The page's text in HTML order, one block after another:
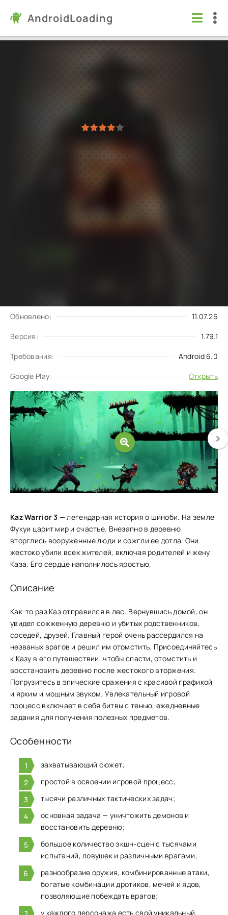
AndroidLoading
Kaz Warrior 3 - Shinobi Legend
Обновлено: 11.07.26
Версия: 1.79.1
Требования: Android 6.0
Google Play: Открыть
Kaz Warrior 3 — легендарная история о шиноби. На земле
Фукуи царит мир и счастье. Внезапно в деревню
вторглись вооруженные люди и сожгли ее дотла. Они
жестоко убили всех жителей, включая родителей и жену
Каза. Его сердце наполнилось яростью.
Описание
Как-то раз Каз отправился в лес. Вернувшись домой, он
увидел сожженную деревню и убитых родственников,
соседей, друзей. Главный герой очень рассердился на
незваных врагов и решил им отомстить. Присоединяйтесь
к Казу в его путешествии, чтобы спасти, отомстить и
восстановить деревню после жестокого вторжения.
Погрузитесь в эпические сражения с красивой графикой
и ярким и мощным звуком. Увлекательный игровой
процесс включает в себя битвы с тенью, ежедневные
задания для получения полезных предметов.
Особенности
захватывающий сюжет;
простой в освоении игровой процесс;
тысячи различных тактических задач;
основная задача — уничтожить демонов и
восстановить деревню;
большое количество экшн-сцен с тысячами
испытаний, ловушек и различными врагами;
разнообразие оружия, комбинированные атаки,
богатые комбинации дротиков, мечей и ядов,
позволяющие побеждать врагов;
у каждого персонажа есть свой уникальный